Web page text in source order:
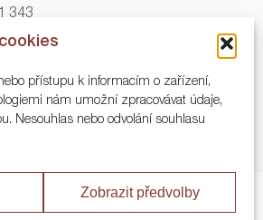
přístupu k informacím o zařízení,
nám umožní zpracovávat údaje,
Nesouhlas nebo odvolání souhlasu
Zobrazit předvolby
343
117